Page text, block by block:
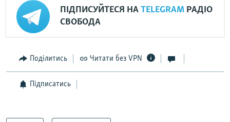
ПІДПИСУЙТЕСЯ НА TELEGRAM РАДІО
СВОБОДА
Поділитись Читати без VPN
Підписатись